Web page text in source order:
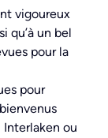
vigoureux
qu’à un bel
pour la
pour
Interlaken ou